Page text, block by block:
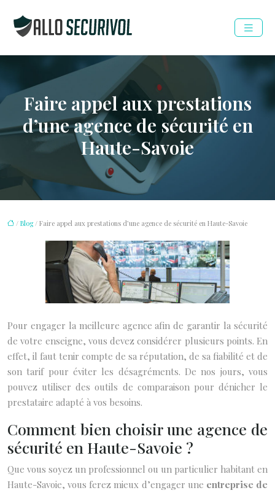
Faire appel aux prestations
d’une agence de sécurité en
Haute-Savoie
/ Blog/ Faire appel aux prestations d’une agence de sécurité en Haute-Savoie
Pour engager la meilleure agence afin de garantir la sécurité
de votre enseigne, vous devez considérer plusieurs points. En
effet, il faut tenir compte de sa réputation, de sa fiabilité et de
son tarif pour éviter les désagréments. De nos jours, vous
pouvez utiliser des outils de comparaison pour dénicher le
prestataire adapté à vos besoins.
Comment bien choisir une agence de
sécurité en Haute-Savoie ?
Que vous soyez un professionnel ou un particulier habitant en
Haute-Savoie, vous ferez mieux d’engager une entreprise de